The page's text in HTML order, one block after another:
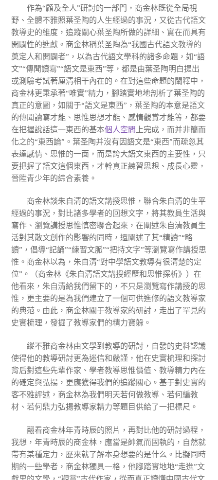
作為“顧及全人”研討的一部門，商金林既從全局視
野、全體不雅照葉圣陶的人生經過的事況，又從古代語文
教導史的維度，追蹤關心葉圣陶所做的詳細、實在而具有
開闢性的進獻。商金林稱葉圣陶為“我國古代語文教導的
奠定人和開闢者”，以為古代語文學科的諸多命題，如“語
文”“傳聞讀寫”“語文是東西”等，都是由葉圣陶明白提出
或測驗考試著厘清相干內在的。在對這些命題的闡釋中，
商金林更秉承著“唯實”精力，腳踏實地地剖析了葉圣陶的
真正的意圖，如關于“語文是東西”，葉圣陶的本意是語文
的傳聞讀寫才能、思惟思想才能、感情觀賞才能等，都要
在把握說話這一東西的基本個人空間 上完成，而并非簡而
化之的“東西論”。葉圣陶并沒有因語文是“東西”而疏忽其
表達感情、思惟的一面，而是誇大語文東西的主要性，只
要把握了語文這個東西，才幹真正練習思想、成長心靈，
晉陞青少年的綜合素養。
商金林談朱自清的語文講授思惟，聯合朱自清的生平
經過的事況，對比諸多學者的回想文字，將其教員生活與
寫作、瀏覽講授思惟慎密聯合起來，在闡述朱自清教員生
活對其散文創作的影響的同時，還闡述了其“精讀”“略
讀”，倡導“記誦”“練習文脈”“把持文字”等瀏覽寫作講授思
惟。商金林以為，朱自清“對中學語文教導有很清楚的定
位”。（商金林《朱自清語文講授經歷和思惟探析》）在
他看來，朱自清給我們留下的，不只是瀏覽寫作講授的思
惟，更主要的是為我們建立了一個可供進修的語文教導家
的典范。由此，商金林關于教導家的研討，走出了罕見的
史實梳理，發掘了教導家們的精力寶躲。
縱不雅商金林由文學到教導的研討，自發的史料認識
使得他的教導研討更為迷信和嚴謹，他在史實梳理和探討
背后對這些先輩作家、學者教導思惟價值、教導精力內在
的確定與弘揚，更應獲得我們的追蹤關心。基于對史實的
客不雅評述，商金林為我們明天若何做教導、若何編教
材、若何鼎力弘揚教導家精力等題目供給了一把標尺。
翻看商金林年青時辰的照片，再對比他的研討過程，
我想，年青時辰的商金林，應當是帥氣而固執的，自然就
帶有某種定力，歷來就了解本身想要的是什么。比擬同時
期的一些學者，商金林獨具一格，他腳踏實地地“走進”文